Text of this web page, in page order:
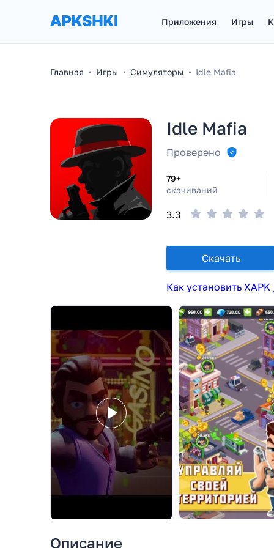
Приложения Игры
Главная Игры Симуляторы Idle Mafia
Idle Mafia
Проверено
79+
скачиваний
3.3
Скачать
Как установить
Описание